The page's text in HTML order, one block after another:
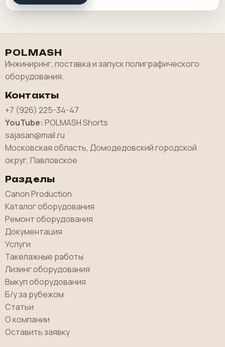
POLMASH
Инжиниринг, поставка и запуск полиграфического
оборудования.
Контакты
+7 (926) 225-34-47
YouTube: POLMASH Shorts
sajasan@mail.ru
Московская область, Домодедовский городской
округ, Павловское
Разделы
Canon Production
Каталог оборудования
Ремонт оборудования
Документация
Услуги
Такелажные работы
Лизинг оборудования
Выкуп оборудования
Б/у за рубежом
Статьи
О компании
Оставить заявку